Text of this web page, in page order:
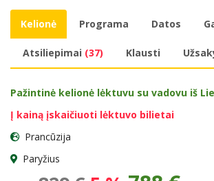
Kelionė Programa Datos
Atsiliepimai (37) Klausti
Pažintinė kelionė lėktuvu su vadovu iš
Į kainą įskaičiuoti lėktuvo bilietai
Prancūzija
Paryžius